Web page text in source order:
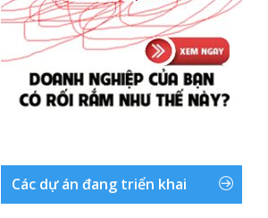
Các dự án đang triển khai